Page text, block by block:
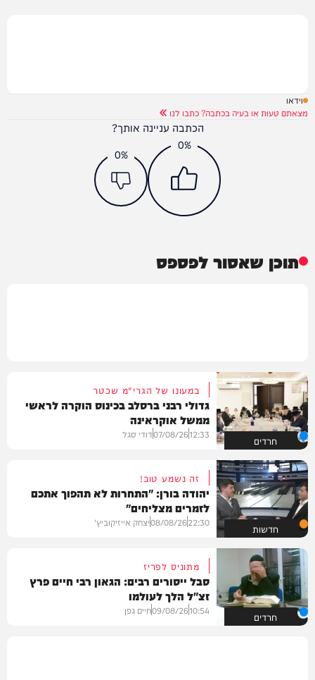
וידאו
מצאתם טעות או בעיה בכתבה? כתבו לנו
הכתבה עניינה אותך?
0%
0%
תוכן שאסור לפספס
חרדים
במעונו של הגרי"מ שכטר
גדולי רבני ברסלב בכינוס הוקרה לראשי
ממשל אוקראינה
12:33
07/08/26דודי סגל
חדשות
זה נשמע טוב!
יהודה בורן: "התחרות לא תהפוך אתכם
לזמרים מצליחים"
22:30
08/08/26יצחק אייזיקוביץ'
חרדים
מתוניס לפריז
סבל ייסורים רבים: הגאון רבי חיים פרץ
זצ"ל הלך לעולמו
10:54
09/08/26חיים גפן